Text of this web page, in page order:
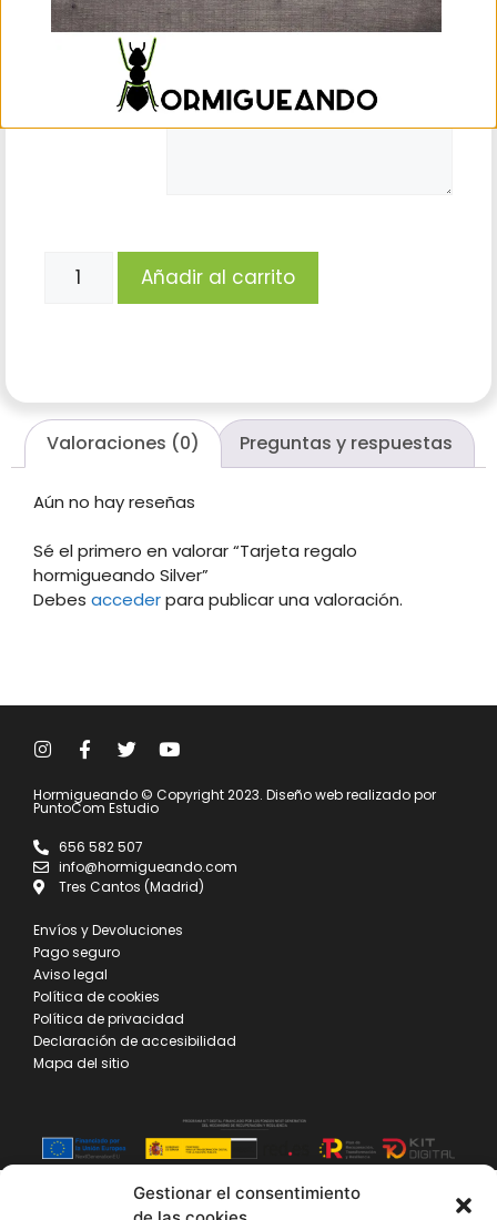
Gestionar el consentimiento
Nombre:
Mensaje:
Añadir al carrito
Valoraciones (0) Preguntas y respuestas
Aún no hay reseñas
Sé el primero en valorar “Tarjeta regalo
hormigueando Silver”
Debes accederpara publicar una valoración.
Hormigueando © Copyright 2023. Diseño web realizado por
PuntoCom Estudio
656 582 507
info@hormigueando.com
Tres Cantos (Madrid)
Envíos y Devoluciones
Pago seguro
Aviso legal
Política de cookies
Política de privacidad
Declaración de accesibilidad
Mapa del sitio